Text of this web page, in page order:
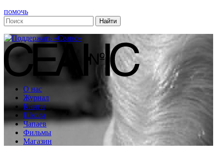
помочь
О нас
Журнал
Книги
Школа
Чапаев
Фильмы
Магазин